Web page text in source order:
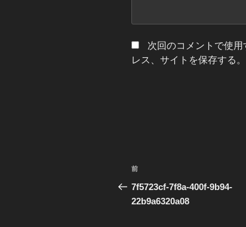
次回のコメントで使
レス、サイトを保存する。
投
稿
ナ
前
の
投
前
7f5723cf-7f8a-400f-9b94-
22b9a6320a08